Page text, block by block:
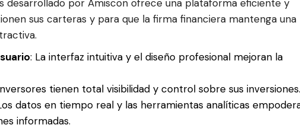
desarrollado por Amiscon ofrece una plataforma eficiente y
sus carteras y para que la firma financiera mantenga una
: La interfaz intuitiva y el diseño profesional mejoran la
tienen total visibilidad y control sobre sus inversiones.
datos en tiempo real y las herramientas analíticas
informadas.